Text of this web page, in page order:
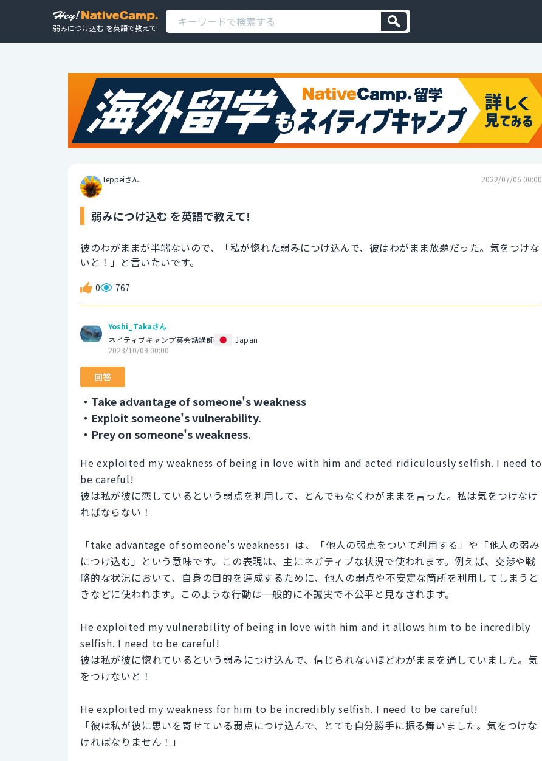
弱みにつけ込む を英語で教えて!
Teppeiさん 2022/07/06 00:00
弱みにつけ込む を英語で教えて!
彼のわがままが半端ないので、「私が惚れた弱みにつけ込んで、彼はわがまま放題だった。気をつけな
いと！」と言いたいです。
0 767
Yoshi_Takaさん
ネイティブキャンプ英会話講師
Japan
2023/10/09 00:00
回答
・Take advantage of someone's weakness
・Exploit someone's vulnerability.
・Prey on someone's weakness.
He exploited my weakness of being in love with him and acted ridiculously selfish. I need to
be careful!
彼は私が彼に恋しているという弱点を利用して、とんでもなくわがままを言った。私は気をつけなけ
ればならない！
「take advantage of someone's weakness」は、「他人の弱点をついて利用する」や「他人の弱み
につけ込む」という意味です。この表現は、主にネガティブな状況で使われます。例えば、交渉や戦
略的な状況において、自身の目的を達成するために、他人の弱点や不安定な箇所を利用してしまうと
きなどに使われます。このような行動は一般的に不誠実で不公平と見なされます。
He exploited my vulnerability of being in love with him and it allows him to be incredibly
selfish. I need to be careful!
彼は私が彼に惚れているという弱みにつけ込んで、信じられないほどわがままを通していました。気
をつけないと！
He exploited my weakness for him to be incredibly selfish. I need to be careful!
「彼は私が彼に思いを寄せている弱点につけ込んで、とても自分勝手に振る舞いました。気をつけな
ければなりません！」